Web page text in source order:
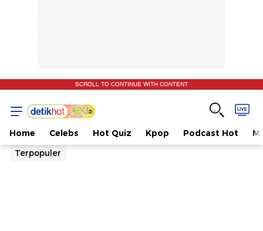
SCROLL TO CONTINUE WITH CONTENT
Home Celebs Hot Quiz Kpop Podcast Hot
Terpopuler